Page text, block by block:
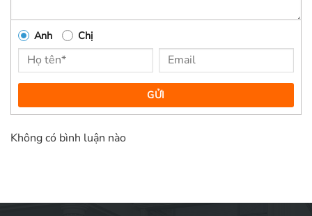
Anh Chị
GỬI
Không có bình luận nào